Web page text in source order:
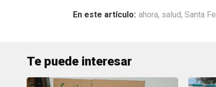
ahora, salud, Santa Fe
Te puede interesar